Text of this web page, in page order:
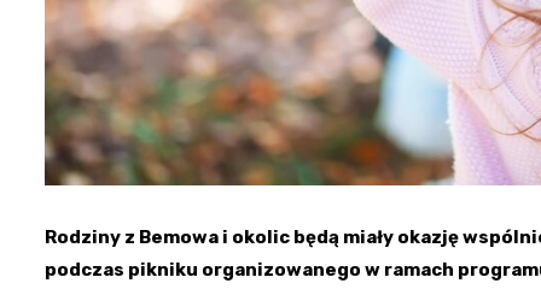
Rodziny z Bemowa i okolic będą miały okazję
podczas pikniku organizowanego w ramach